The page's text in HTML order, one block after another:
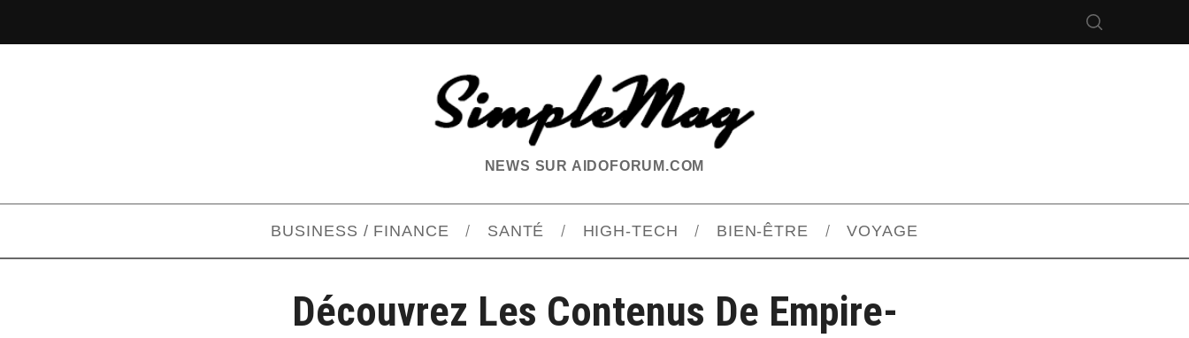
NEWS SUR AIDOFORUM.COM
BUSINESS / FINANCE SANTÉ HIGH-TECH BIEN-ÊTRE VOYAGE
Découvrez Les Contenus De Empire-